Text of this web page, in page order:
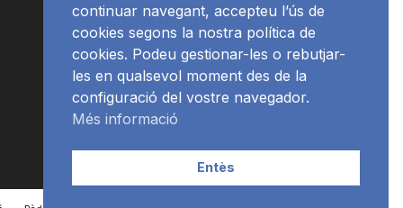
continuar navegant, accepteu l’ús de
cookies segons la nostra política de
cookies. Podeu gestionar-les o rebutjar-
les en qualsevol moment des de la
configuració del vostre navegador.
Més informació
Entès